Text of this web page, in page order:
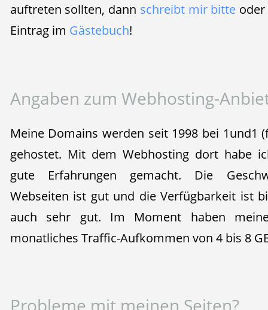
auftreten sollten, dann schreibt mir bitte
Eintrag im Gästebuch!
Angaben zum Webhosting-
Meine Domains werden seit 1998 bei 1und1
gehostet. Mit dem Webhosting dort habe
gute Erfahrungen gemacht. Die
Webseiten ist gut und die Verfügbarkeit ist
auch sehr gut. Im Moment haben
monatliches Traffic-Aufkommen von 4 bis 8
Probleme mit meinen Seiten?